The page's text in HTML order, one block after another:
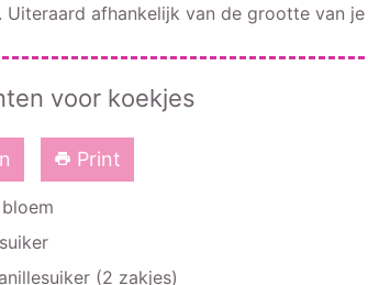
Uiteraard afhankelijk van de grootte van
voor koekjes
Print
(2 zakjes)